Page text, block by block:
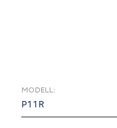
MODELL:
P11R